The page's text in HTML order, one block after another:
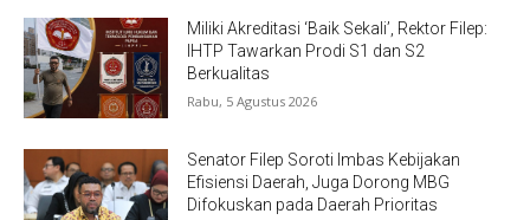
Miliki Akreditasi ‘Baik Sekali’, Rektor Filep:
IHTP Tawarkan Prodi S1 dan S2
Berkualitas
Rabu, 5 Agustus 2026
Senator Filep Soroti Imbas Kebijakan
Efisiensi Daerah, Juga Dorong MBG
Difokuskan pada Daerah Prioritas